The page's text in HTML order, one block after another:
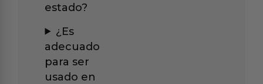
estado?
¿Es
adecuado
para ser
usado en